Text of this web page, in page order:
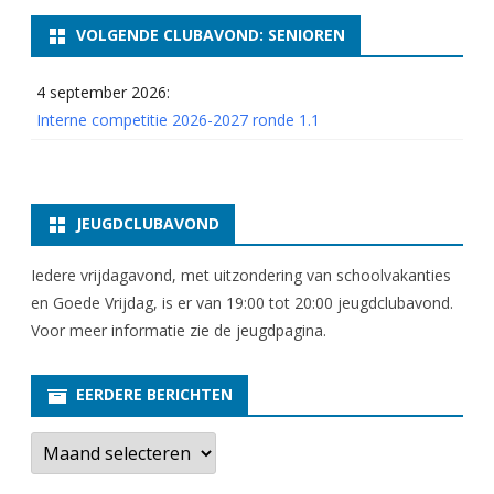
o
n
d
VOLGENDE CLUBAVOND: SENIOREN
4 september 2026:
Interne competitie 2026-2027 ronde 1.1
JEUGDCLUBAVOND
Iedere vrijdagavond, met uitzondering van schoolvakanties
en Goede Vrijdag, is er van 19:00 tot 20:00 jeugdclubavond.
Voor meer informatie zie de jeugdpagina.
EERDERE BERICHTEN
E
r